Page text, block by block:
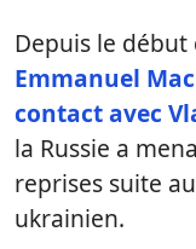
Depuis le
Emmanuel
contact avec
la Russie a
reprises suite
ukrainien.